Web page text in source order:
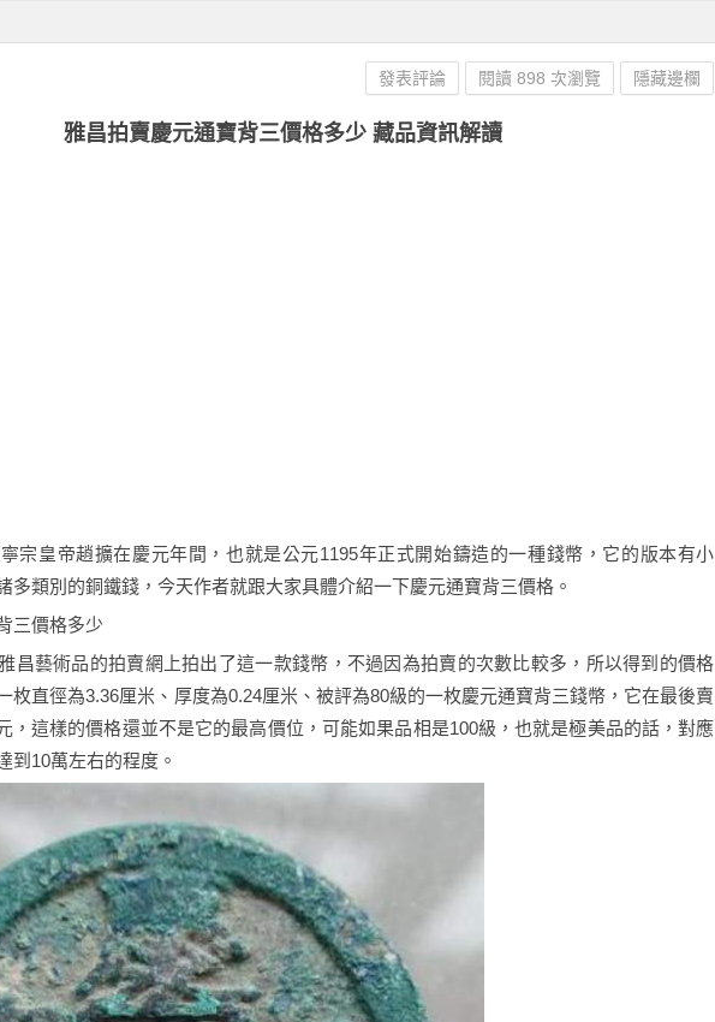
雅昌拍賣慶元通寶背三價格多少 藏品資訊解讀
寧宗皇帝趙擴在慶元年間，也就是公元1195年正式開始鑄造的一種錢幣，它的版本有小
多類別的銅鐵錢，今天作者就跟大家具體介紹一下慶元通寶背三價格。
三價格多少
昌藝術品的拍賣網上拍出了這一款錢幣，不過因為拍賣的次數比較多，所以得到的價格
枚直徑為3.36厘米、厚度為0.24厘米、被評為80級的一枚慶元通寶背三錢幣，它在最後賣
，這樣的價格還並不是它的最高價位，可能如果品相是100級，也就是極美品的話，對應
到 10萬左右的程度。
發表評論 閱讀 898 次瀏覽 隱藏邊欄